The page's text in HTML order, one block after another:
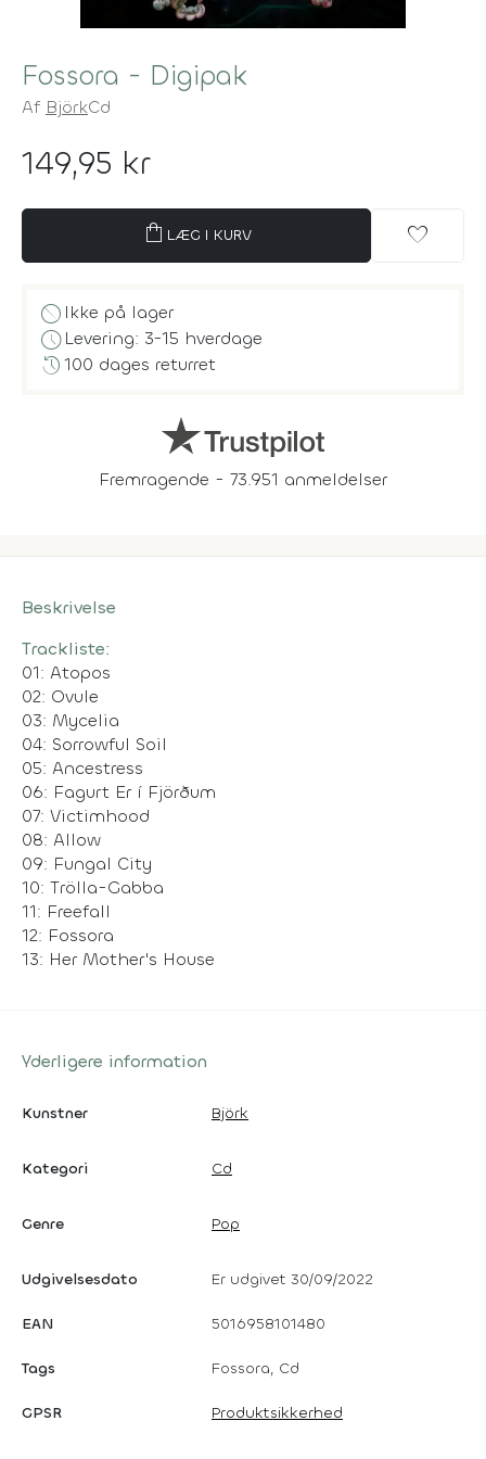
Fossora - Digipak
Af BjörkCd
149,95 kr
shopping_bag LÆG I KURV favorite
block Ikke på lager
scheduleLevering: 3-15 hverdage
history100 dages returret
Fremragende - 73.951 anmeldelser
Beskrivelse
Trackliste:
01: Atopos
02: Ovule
03: Mycelia
04: Sorrowful Soil
05: Ancestress
06: Fagurt Er í Fjörðum
07: Victimhood
08: Allow
09: Fungal City
10: Trölla-Gabba
11: Freefall
12: Fossora
13: Her Mother's House
Yderligere information
Kunstner Björk
Kategori Cd
Genre Pop
Udgivelsesdato Er udgivet 30/09/2022
EAN 5016958101480
Tags Fossora, Cd
GPSR Produktsikkerhed